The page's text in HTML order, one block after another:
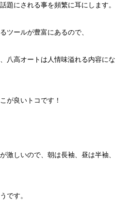
題にされる事を頻繁に耳にします。
ツールが豊富にあるので、
八高オートは人情味溢れる内容にな
が良いトコです！
激しいので、朝は長袖、昼は半袖、
です。